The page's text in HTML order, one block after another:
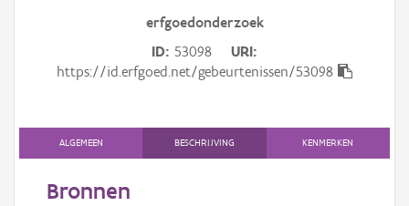
Gebeurtenis
Downloads
Hergebruik
erfgoedonderzoek
ID 53098
URI
https://id.erfgoed.net/gebeurtenissen/53098
ALGEMEEN BESCHRIJVING KENMERKEN
Bronnen